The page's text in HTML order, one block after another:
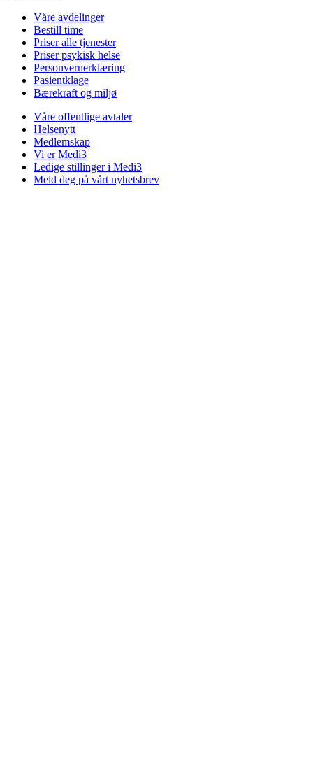
Våre avdelinger
Bestill time
Priser alle tjenester
Priser psykisk helse
Personvernerklæring
Pasientklage
Bærekraft og miljø
Våre offentlige avtaler
Helsenytt
Medlemskap
Vi er Medi3
Ledige stillinger i Medi3
Meld deg på vårt nyhetsbrev